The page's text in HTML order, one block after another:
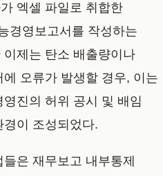
엑셀 파일로 취합한
경영보고서를 작성하는
제는 탄소 배출량이나
오류가 발생할 경우, 이는
진의 허위 공시 및 배임
이 조성되었다.
은 재무보고 내부통제